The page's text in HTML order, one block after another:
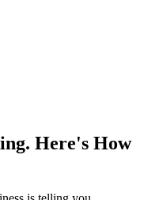
Here's How